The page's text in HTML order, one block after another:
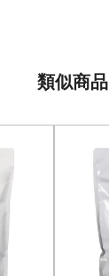
類似商品